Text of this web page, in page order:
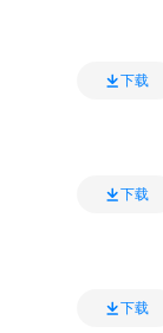
下载
下载
下载